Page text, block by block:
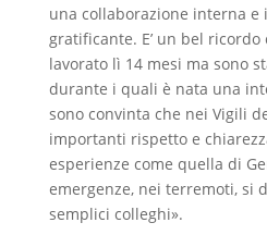
una collaborazione interna e
gratificante. E’ un bel
lavorato lì 14 mesi ma sono
durante i quali è nata una
sono convinta che nei Vigili
importanti rispetto e
esperienze come quella di
emergenze, nei terremoti, si
semplici colleghi».